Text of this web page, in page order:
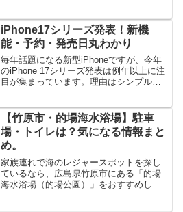
「月額が高そう」というイメージがある
かもしれません。でも実は、...
iPhone17シリーズ発表！新機
能・予約・発売日丸わかり
毎年話題になる新型iPhoneですが、今年
のiPhone 17シリーズ発表は例年以上に注
目が集まっています。理由はシンプル
に薄型の新ラインiPhone 17 Air（S...
【竹原市・的場海水浴場】駐車
場・トイレは？気になる情報まと
め。
家族連れで海のレジャースポットを探し
ているなら、広島県竹原市にある「的場
海水浴場（的場公園）」をおすすめした